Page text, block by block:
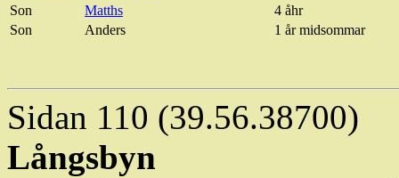
Son
Matths 4 åhr
Son
Anders 1 år midsommar
Sidan 110 (39.56.38700)
Långsbyn